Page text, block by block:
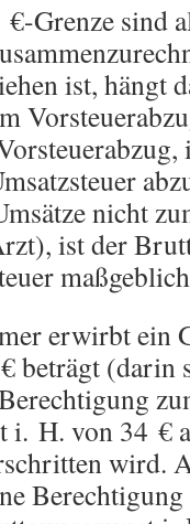
Grenze sind
ist, hängt
nicht
ist der
erwirbt ein
beträgt (darin
i. H. von 34 €
wird.